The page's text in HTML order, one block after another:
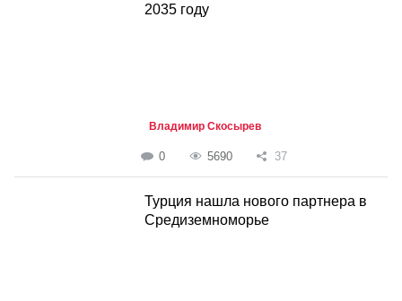
2035 году
Владимир Скосырев
0 5690 37
Турция нашла нового партнера в
Средиземноморье